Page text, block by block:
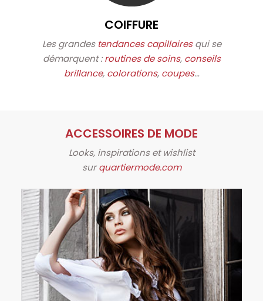
COIFFURE
Les grandes tendances capillairesqui se
démarquent :routines de soins, conseils
brillance, colorations, coupes…
ACCESSOIRES DE MODE
Looks, inspirations et wishlist
surquartiermode.com